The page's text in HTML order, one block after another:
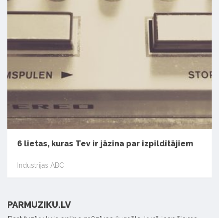
6 lietas, kuras Tev ir jāzina par izpildītājiem
Industrijas ABC
PARMUZIKU.LV